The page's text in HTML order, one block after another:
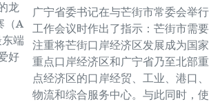
龙
（A
端
好
广宁省委书记在与芒街市常委会举行
工作会议时作出了指示：芒街市需要
注重将芒街口岸经济区发展成为国家
重点口岸经济区和广宁省乃至北部重
点经济区的口岸经贸、工业、港口、
物流和综合服务中心。与此同时，使